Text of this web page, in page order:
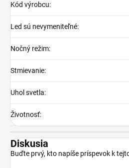
Kód výrobcu:
Led sú nevymeniteľné:
Nočný režim:
Stmievanie:
Uhol svetla:
Životnosť:
Diskusia
Buďte prvý, kto napíše príspevok k